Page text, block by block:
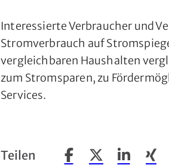
Interessierte Verbraucher und
Stromverbrauch auf
vergleichbaren Haushalten
zum Stromsparen, zu
Services.
Teilen Beitrag auf Facebook
Beitrag auf X
Beitrag